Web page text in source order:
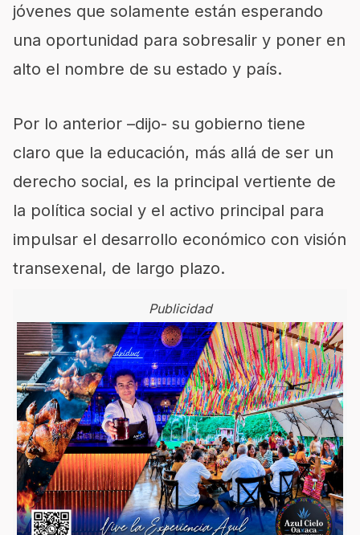
jóvenes que solamente están esperando
una oportunidad para sobresalir y poner en
alto el nombre de su estado y país.
Por lo anterior –dijo- su gobierno tiene
claro que la educación, más allá de ser un
derecho social, es la principal vertiente de
la política social y el activo principal para
impulsar el desarrollo económico con visión
transexenal, de largo plazo.
Publicidad